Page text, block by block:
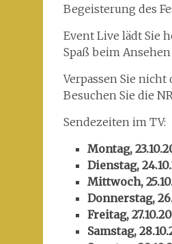
Begeisterung des
Event Live lädt Sie
Spaß beim
Verpassen Sie
Besuchen Sie die
Sendezeiten im TV:
Montag,
Dienstag,
Mittwoch,
Donnerstag,
Freitag,
Samstag,